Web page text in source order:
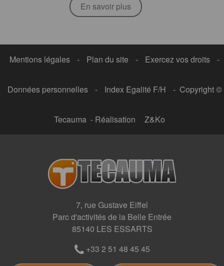
En savoir plus
Mentions légales - Plan du site - Exercez vos droits -
Données personnelles - Index Egalité F/H - Copyright ©
Tecauma - Réalisation Z&Ko
7, rue Gustave Eiffel
Parc d'activités de la Belle Entrée
85140 LES ESSARTS
+33 2 51 48 45 45